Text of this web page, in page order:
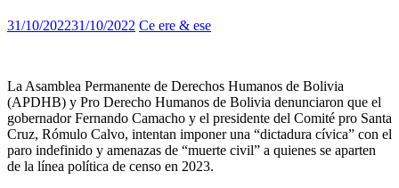
31/10/202231/10/2022 Ce ere & ese
La Asamblea Permanente de Derechos Humanos de Bolivia
(APDHB) y Pro Derecho Humanos de Bolivia denunciaron que el
gobernador Fernando Camacho y el presidente del Comité pro Santa
Cruz, Rómulo Calvo, intentan imponer una “dictadura cívica” con el
paro indefinido y amenazas de “muerte civil” a quienes se aparten
de la línea política de censo en 2023.